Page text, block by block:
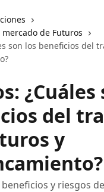
de Futuros
son los beneficios del
¿Cuáles
del
y
y riesgos